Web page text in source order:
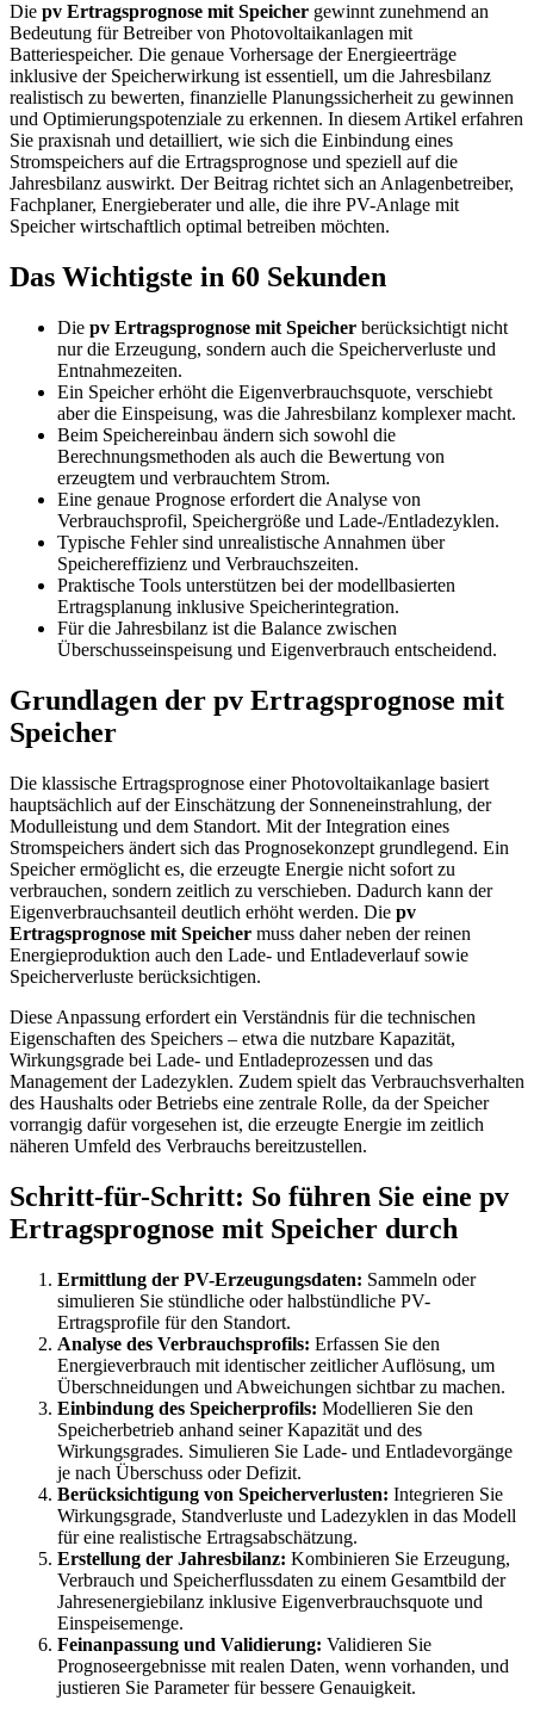
Die pv Ertragsprognose mit Speicher gewinnt zunehmend an
Bedeutung für Betreiber von Photovoltaikanlagen mit
Batteriespeicher. Die genaue Vorhersage der Energieerträge
inklusive der Speicherwirkung ist essentiell, um die Jahresbilanz
realistisch zu bewerten, finanzielle Planungssicherheit zu gewinnen
und Optimierungspotenziale zu erkennen. In diesem Artikel erfahren
Sie praxisnah und detailliert, wie sich die Einbindung eines
Stromspeichers auf die Ertragsprognose und speziell auf die
Jahresbilanz auswirkt. Der Beitrag richtet sich an Anlagenbetreiber,
Fachplaner, Energieberater und alle, die ihre PV-Anlage mit
Speicher wirtschaftlich optimal betreiben möchten.
Das Wichtigste in 60 Sekunden
Die pv Ertragsprognose mit Speicher berücksichtigt nicht
nur die Erzeugung, sondern auch die Speicherverluste und
Entnahmezeiten.
Ein Speicher erhöht die Eigenverbrauchsquote, verschiebt
aber die Einspeisung, was die Jahresbilanz komplexer macht.
Beim Speichereinbau ändern sich sowohl die
Berechnungsmethoden als auch die Bewertung von
erzeugtem und verbrauchtem Strom.
Eine genaue Prognose erfordert die Analyse von
Verbrauchsprofil, Speichergröße und Lade-/Entladezyklen.
Typische Fehler sind unrealistische Annahmen über
Speichereffizienz und Verbrauchszeiten.
Praktische Tools unterstützen bei der modellbasierten
Ertragsplanung inklusive Speicherintegration.
Für die Jahresbilanz ist die Balance zwischen
Überschusseinspeisung und Eigenverbrauch entscheidend.
Grundlagen der pv Ertragsprognose mit
Speicher
Die klassische Ertragsprognose einer Photovoltaikanlage basiert
hauptsächlich auf der Einschätzung der Sonneneinstrahlung, der
Modulleistung und dem Standort. Mit der Integration eines
Stromspeichers ändert sich das Prognosekonzept grundlegend. Ein
Speicher ermöglicht es, die erzeugte Energie nicht sofort zu
verbrauchen, sondern zeitlich zu verschieben. Dadurch kann der
Eigenverbrauchsanteil deutlich erhöht werden. Die pv
Ertragsprognose mit Speicher muss daher neben der reinen
Energieproduktion auch den Lade- und Entladeverlauf sowie
Speicherverluste berücksichtigen.
Diese Anpassung erfordert ein Verständnis für die technischen
Eigenschaften des Speichers – etwa die nutzbare Kapazität,
Wirkungsgrade bei Lade- und Entladeprozessen und das
Management der Ladezyklen. Zudem spielt das Verbrauchsverhalten
des Haushalts oder Betriebs eine zentrale Rolle, da der Speicher
vorrangig dafür vorgesehen ist, die erzeugte Energie im zeitlich
näheren Umfeld des Verbrauchs bereitzustellen.
Schritt-für-Schritt: So führen Sie eine pv
Ertragsprognose mit Speicher durch
Ermittlung der PV-Erzeugungsdaten: Sammeln oder
simulieren Sie stündliche oder halbstündliche PV-
Ertragsprofile für den Standort.
Analyse des Verbrauchsprofils: Erfassen Sie den
Energieverbrauch mit identischer zeitlicher Auflösung, um
Überschneidungen und Abweichungen sichtbar zu machen.
Einbindung des Speicherprofils: Modellieren Sie den
Speicherbetrieb anhand seiner Kapazität und des
Wirkungsgrades. Simulieren Sie Lade- und Entladevorgänge
je nach Überschuss oder Defizit.
Berücksichtigung von Speicherverlusten: Integrieren Sie
Wirkungsgrade, Standverluste und Ladezyklen in das Modell
für eine realistische Ertragsabschätzung.
Erstellung der Jahresbilanz: Kombinieren Sie Erzeugung,
Verbrauch und Speicherflussdaten zu einem Gesamtbild der
Jahresenergiebilanz inklusive Eigenverbrauchsquote und
Einspeisemenge.
Feinanpassung und Validierung: Validieren Sie
Prognoseergebnisse mit realen Daten, wenn vorhanden, und
justieren Sie Parameter für bessere Genauigkeit.